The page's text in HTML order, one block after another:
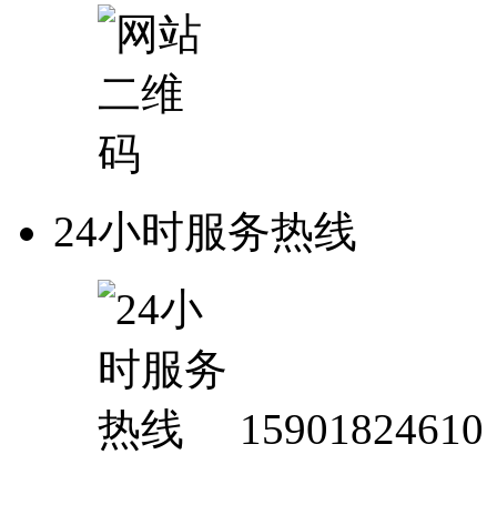
24小时服务热线
15901824610